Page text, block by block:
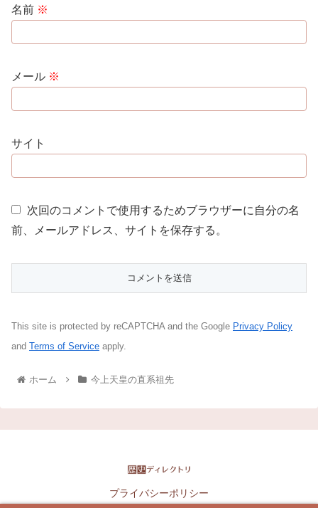
名前 ※
メール ※
サイト
次回のコメントで使用するためブラウザーに自分の名
前、メールアドレス、サイトを保存する。
This site is protected by reCAPTCHA and the Google Privacy Policy
and Terms of Service apply.
ホーム 今上天皇の直系祖先
プライバシーポリシー